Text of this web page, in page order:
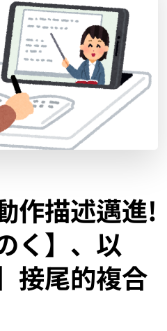
作描述邁進!
く】、以
接尾的複合